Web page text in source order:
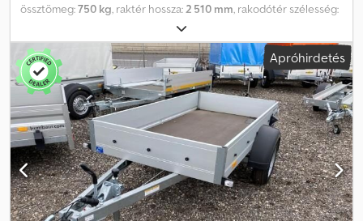
össztömeg:750 kg, raktér hossza:2 510 mm, rakodótér szélesség:
350 mm
szín:egyéb, építési magasság:865 mm, munkaszélesség:1 760
mm, Gyártó: Humbaur Típus: Alvázas, alacsony platós, alumínium
HA 752513 Engedélyezett össztömeg: 750 kg Megengedett raktér:
581 kg Saját tömeg: 169 kg Plató méretei: 2510 x 1310 x 350 mm
Gumiabroncs: 13 hüvelyk Raktér magassága: 510 mm Tartalmazza a
100 km/h sebességre engedélyezést, összecsukható első fallal - V-
alakú vonófej - Forró cinkbevonattal kezelt - 13 pólusú csatlakozó
- 15 mm vastag padlólemez - Eloxált alumínium oldalfalak -
Süllyesztett zárral ellátott csappantyú(k) - 6 darab rögzítőszem,
beépítve az oldalfalakba, 400 kg húzóerővel, Dekra által ellenőrzve
Ár tartalmazza a forgalmi engedélyt (II. rész és COC papírok) Nagy
Apróhirdetés